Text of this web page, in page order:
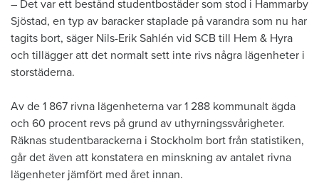
– Det var ett bestånd studentbostäder som stod i Hammarby
Sjöstad, en typ av baracker staplade på varandra som nu har
tagits bort, säger Nils-Erik Sahlén vid SCB till Hem & Hyra
och tillägger att det normalt sett inte rivs några lägenheter i
storstäderna.
Av de 1 867 rivna lägenheterna var 1 288 kommunalt ägda
och 60 procent revs på grund av uthyrningssvårigheter.
Räknas studentbarackerna i Stockholm bort från statistiken,
går det även att konstatera en minskning av antalet rivna
lägenheter jämfört med året innan.